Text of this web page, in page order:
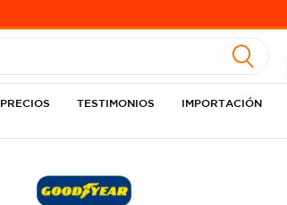
PRECIOS TESTIMONIOS IMPORTACIÓN